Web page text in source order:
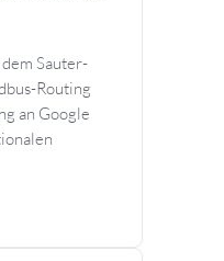
Sauter-
Routing
an Google